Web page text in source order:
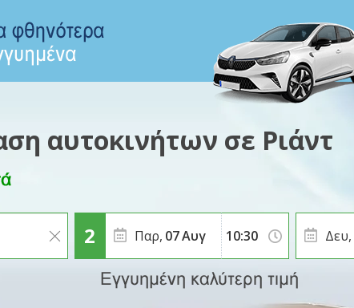
αυτοκινήτων σε Ριάντ
Παρ, 07Αυγ Δευ,